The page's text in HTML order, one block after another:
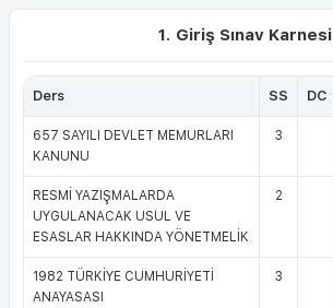
1. Giriş Sınav Karnesi
Ders SS DC
657 SAYILI DEVLET MEMURLARI
KANUNU
3
RESMİ YAZIŞMALARDA
UYGULANACAK USUL VE
ESASLAR HAKKINDA YÖNETMELİK
2
1982 TÜRKİYE CUMHURİYETİ
ANAYASASI
3